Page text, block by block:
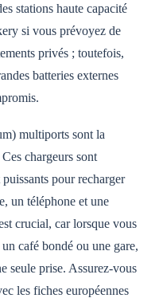
stations haute capacité
si vous prévoyez de
privés ; toutefois,
batteries externes
multiports sont la
chargeurs sont
pour recharger
un téléphone et une
crucial, car lorsque vous
café bondé ou une gare,
seule prise. Assurez-vous
les fiches européennes